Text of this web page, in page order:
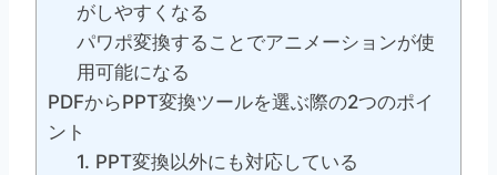
がしやすくなる
パワポ変換することでアニメーションが使
用可能になる
PDFからPPT変換ツールを選ぶ際の2つのポイ
ント
1. PPT変換以外にも対応している